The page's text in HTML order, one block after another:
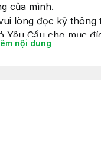
của mình.
lòng đọc kỹ thông
Cầu cho mục
nội dung